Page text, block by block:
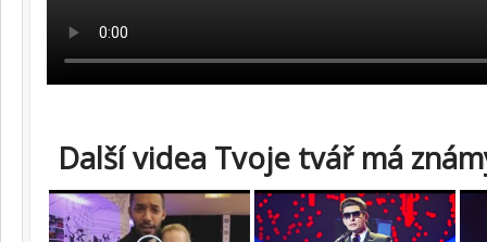
Další videa Tvoje tvář má